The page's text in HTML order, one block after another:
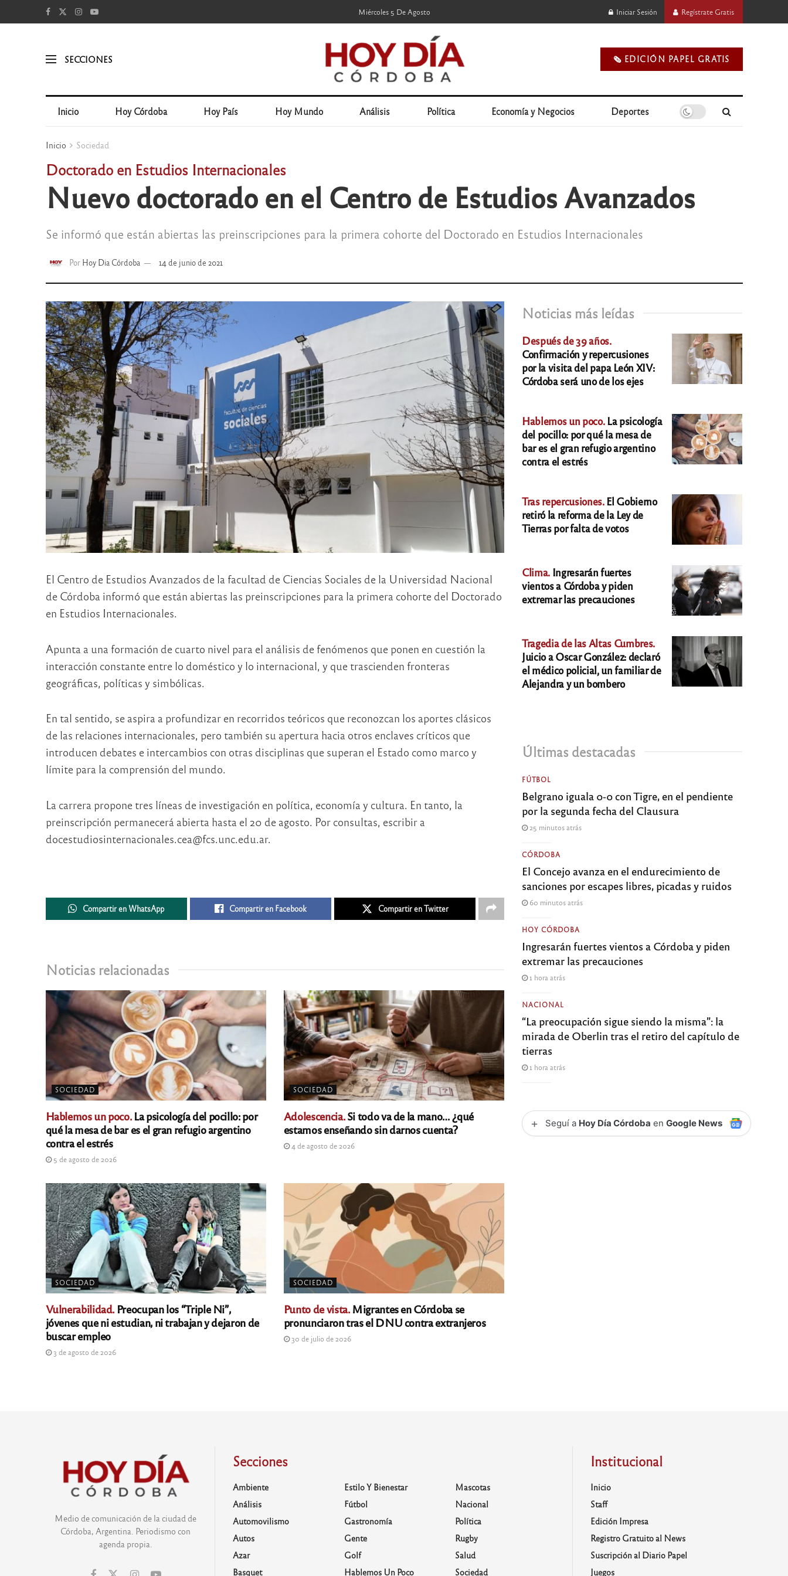
Miércoles 5 De Agosto Iniciar Sesión Regístrate Gratis
SECCIONES 🗞️ EDICIÓN PAPEL GRATIS
Inicio Hoy Córdoba Hoy País Hoy Mundo Análisis Política Economía y Negocios Deportes
Inicio Sociedad
Doctorado en Estudios Internacionales
Nuevo doctorado en el Centro de Estudios Avanzados
Se informó que están abiertas las preinscripciones para la primera cohorte del Doctorado en Estudios Internacionales
Por Hoy Dia Córdoba 14 de junio de 2021
El Centro de Estudios Avanzados de la facultad de Ciencias Sociales de la Universidad Nacional
de Córdoba informó que están abiertas las preinscripciones para la primera cohorte del Doctorado
en Estudios Internacionales.
Apunta a una formación de cuarto nivel para el análisis de fenómenos que ponen en cuestión la
interacción constante entre lo doméstico y lo internacional, y que trascienden fronteras
geográficas, políticas y simbólicas.
En tal sentido, se aspira a profundizar en recorridos teóricos que reconozcan los aportes clásicos
de las relaciones internacionales, pero también su apertura hacia otros enclaves críticos que
introducen debates e intercambios con otras disciplinas que superan el Estado como marco y
límite para la comprensión del mundo.
La carrera propone tres líneas de investigación en política, economía y cultura. En tanto, la
preinscripción permanecerá abierta hasta el 20 de agosto. Por consultas, escribir a
docestudiosinternacionales.cea@fcs.unc.edu.ar.
Compartir en WhatsApp Compartir en Facebook Compartir en Twitter
Noticias relacionadas
SOCIEDAD
Hablemos un poco.La psicología del pocillo: por
qué la mesa de bar es el gran refugio argentino
contra el estrés
5 de agosto de 2026
SOCIEDAD
Adolescencia.Si todo va de la mano… ¿qué
estamos enseñando sin darnos cuenta?
4 de agosto de 2026
SOCIEDAD
Vulnerabilidad. Preocupan los “Triple Ni”,
jóvenes que ni estudian, ni trabajan y dejaron de
buscar empleo
3 de agosto de 2026
SOCIEDAD
Punto de vista.Migrantes en Córdoba se
pronunciaron tras el DNU contra extranjeros
30 de julio de 2026
Noticias más leídas
Después de 39 años.
Confirmación y repercusiones
por la visita del papa León XIV:
Córdoba será uno de los ejes
Hablemos un poco.La psicología
del pocillo: por qué la mesa de
bar es el gran refugio argentino
contra el estrés
Tras repercusiones.El Gobierno
retiró la reforma de la Ley de
Tierras por falta de votos
Clima. Ingresarán fuertes
vientos a Córdoba y piden
extremar las precauciones
Tragedia de las Altas Cumbres.
Juicio a Oscar González: declaró
el médico policial, un familiar de
Alejandra y un bombero
Últimas destacadas
FÚTBOL
Belgrano iguala 0-0 con Tigre, en el pendiente
por la segunda fecha del Clausura
25 minutos atrás
CÓRDOBA
El Concejo avanza en el endurecimiento de
sanciones por escapes libres, picadas y ruidos
60 minutos atrás
HOY CÓRDOBA
Ingresarán fuertes vientos a Córdoba y piden
extremar las precauciones
1 hora atrás
NACIONAL
“La preocupación sigue siendo la misma”: la
mirada de Oberlin tras el retiro del capítulo de
tierras
1 hora atrás
+ Seguí a Hoy Día Córdoba enGoogle News
Medio de comunicación de la ciudad de
Córdoba, Argentina. Periodismo con
agenda propia.
Secciones
Ambiente
Análisis
Automovilismo
Autos
Azar
Basquet
Estilo Y Bienestar
Fútbol
Gastronomía
Gente
Golf
Hablemos Un Poco
Mascotas
Nacional
Política
Rugby
Salud
Sociedad
Institucional
Inicio
Staff
Edición Impresa
Registro Gratuito al News
Suscripción al Diario Papel
Juegos